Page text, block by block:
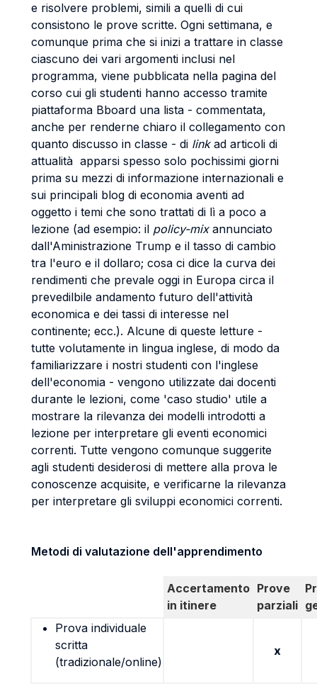
e risolvere problemi, simili a quelli di cui
consistono le prove scritte. Ogni settimana, e
comunque prima che si inizi a trattare in classe
ciascuno dei vari argomenti inclusi nel
programma, viene pubblicata nella pagina del
corso cui gli studenti hanno accesso tramite
piattaforma Bboard una lista - commentata,
anche per renderne chiaro il collegamento con
quanto discusso in classe - di linkad articoli di
attualità apparsi spesso solo pochissimi giorni
prima su mezzi di informazione internazionali e
sui principali blog di economia aventi ad
oggetto i temi che sono trattati di lì a poco a
lezione (ad esempio: il policy-mix annunciato
dall'Aministrazione Trump e il tasso di cambio
tra l'euro e il dollaro; cosa ci dice la curva dei
rendimenti che prevale oggi in Europa circa il
prevedilbile andamento futuro dell'attività
economica e dei tassi di interesse nel
continente; ecc.). Alcune di queste letture -
tutte volutamente in lingua inglese, di modo da
familiarizzare i nostri studenti con l'inglese
dell'economia - vengono utilizzate dai docenti
durante le lezioni, come 'caso studio' utile a
mostrare la rilevanza dei modelli introdotti a
lezione per interpretare gli eventi economici
correnti. Tutte vengono comunque suggerite
agli studenti desiderosi di mettere alla prova le
conoscenze acquisite, e verificarne la rilevanza
per interpretare gli sviluppi economici correnti.
Metodi di valutazione dell'apprendimento
Accertamento
in itinere
Prove
parziali
Prova individuale
scritta
(tradizionale/online)
x